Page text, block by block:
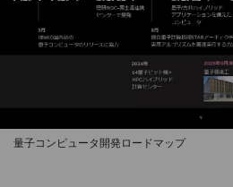
量子コンピュータ開発ロードマップ